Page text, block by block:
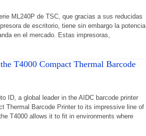
ML240P de TSC, que gracias a sus reducidas
de escritorio, tiene sin embargo la potencia
en el mercado. Estas impresoras,
T4000 Compact Thermal Barcode
ID, a global leader in the AIDC barcode printer
Thermal Barcode Printer to its impressive line of
T4000 allows it to fit in environments where